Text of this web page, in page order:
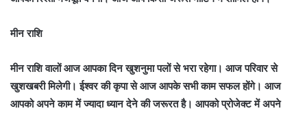
मीन राशि
मीन राशि वालों आज आपका दिन खुशनुमा पलों से भरा रहेगा। आज परिवार से
खुशखबरी मिलेगी। ईश्वर की कृपा से आज आपके सभी काम सफल होंगे। आज
आपको अपने काम में ज्यादा ध्यान देने की जरूरत है। आपको प्रोजेक्ट में अपने